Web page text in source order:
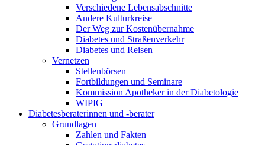
Verschiedene Lebensabschnitte
Andere Kulturkreise
Der Weg zur Kostenübernahme
Diabetes und Straßenverkehr
Diabetes und Reisen
Vernetzen
Stellenbörsen
Fortbildungen und Seminare
Kommission Apotheker in der Diabetologie
WIPIG
Diabetesberaterinnen und -berater
Grundlagen
Zahlen und Fakten